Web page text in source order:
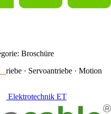
Elektrotechnik ET
Broschüre
· Servoantriebe · Motion